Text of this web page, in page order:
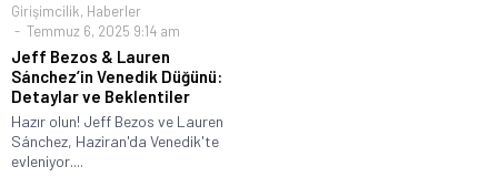
Girişimcilik, Haberler
Temmuz 6, 2025 9:14 am
Jeff Bezos & Lauren
Sánchez’in Venedik Düğünü:
Detaylar ve Beklentiler
Hazır olun! Jeff Bezos ve Lauren
Sánchez, Haziran'da Venedik'te
evleniyor....